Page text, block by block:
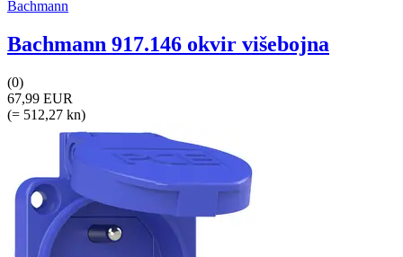
Bachmann
Bachmann 917.146 okvir višebojna
(0)
67,99 EUR
(= 512,27 kn)